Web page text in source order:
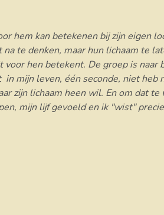
hem kan betekenen bij zijn eigen
te denken, maar hun lichaam te
hen betekent. De groep is naar
mijn leven, één seconde, niet heb
zijn lichaam heen wil. En om dat
mijn lijf gevoeld en ik "wist"